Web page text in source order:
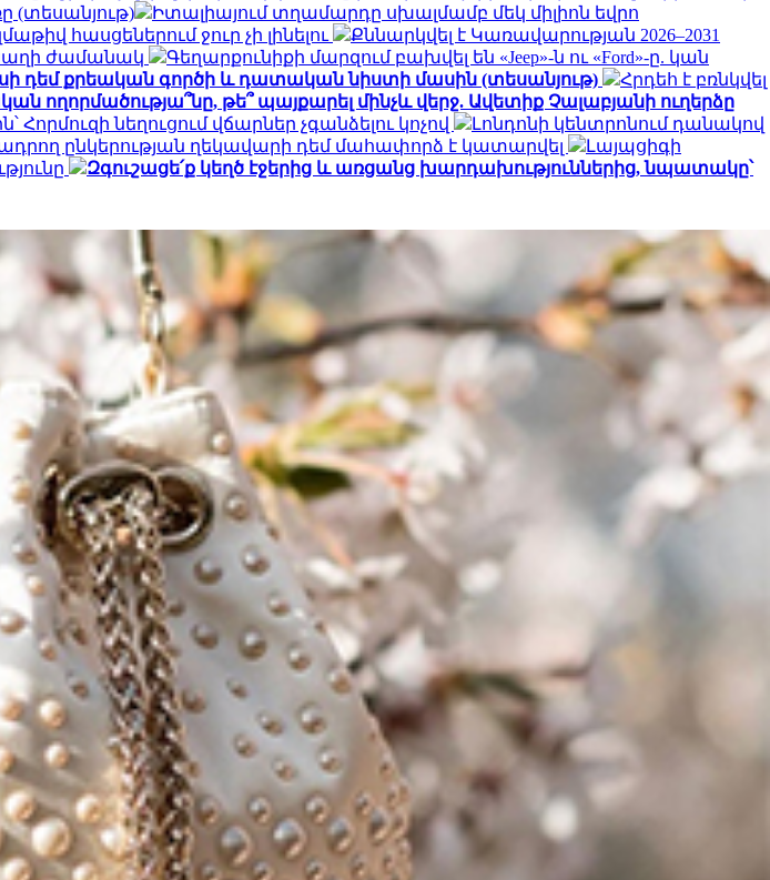
(տեսանյութ)
Իտալիայում տղամարդը սխալմամբ մեկ միլիոն եվրո
հասցեներում ջուր չի լինելու
Քննարկվել է Կառավարության 2026–2031
ժամանակ
Գեղարքունիքի մարզում բախվել են «Jeep»-ն ու «Ford»-ը. կան
դեմ քրեական գործի և դատական նիստի մասին (տեսանյութ)
Հրդեհ է բռնկվել
ողորմածությա՞նը, թե՞ պայքարել մինչև վերջ. Ավետիք Չալաբյանի ուղերձը
նեղուցում վճարներ չգանձելու կոչով
Լոնդոնի կենտրոնում դանակով
ընկերության ղեկավարի դեմ մահափորձ է կատարվել
Լայպցիգի
Զգուշացե՛ք կեղծ էջերից և առցանց խարդախություններից, նպատակը՝